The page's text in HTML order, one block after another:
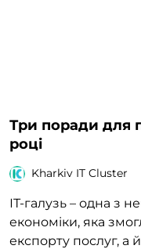
Три поради для
році
Kharkiv IT Cluster
ІТ-галузь – одна з
економіки, яка
експорту послуг, а